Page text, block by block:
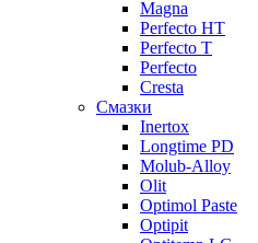
Magna
Perfecto HT
Perfecto T
Perfecto
Cresta
Смазки
Inertox
Longtime PD
Molub-Alloy
Olit
Optimol Paste
Optipit